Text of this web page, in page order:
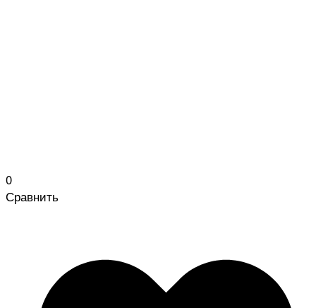
0
Сравнить